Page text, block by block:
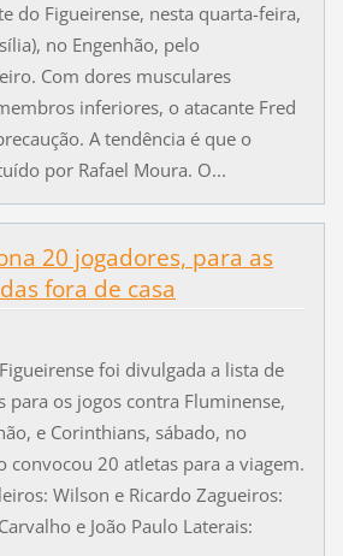
do Figueirense, nesta quarta-feira,
no Engenhão, pelo
Com dores musculares
inferiores, o atacante Fred
A tendência é que o
por Rafael Moura. O...
20 jogadores, para as
fora de casa
foi divulgada a lista de
para os jogos contra Fluminense,
e Corinthians, sábado, no
convocou 20 atletas para a viagem.
Wilson e Ricardo Zagueiros:
e João Paulo Laterais: